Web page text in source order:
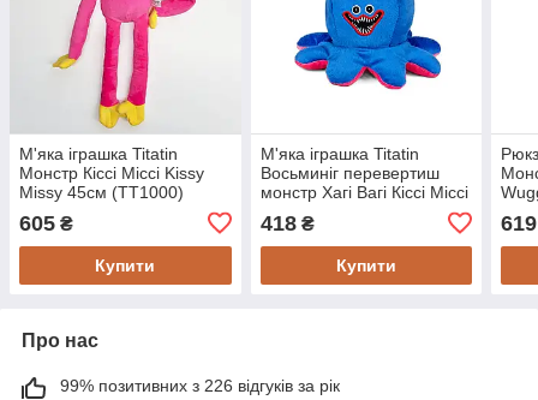
М'яка іграшка Titatin
Монстр Кіссі Міссі Kissy
Missy 45см (TT1000)
605 ₴
Купити
М'яка іграшка Titatin
Восьминіг перевертиш
монстр Хагі Вагі Кіссі Міссі
418₴
Купити
619
Про нас
99% позитивних з 226 відгуків за рік